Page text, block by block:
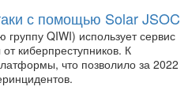
с помощью Solar JSOC
QIWI) использует сервис
киберпреступников. К
что позволило за 2022